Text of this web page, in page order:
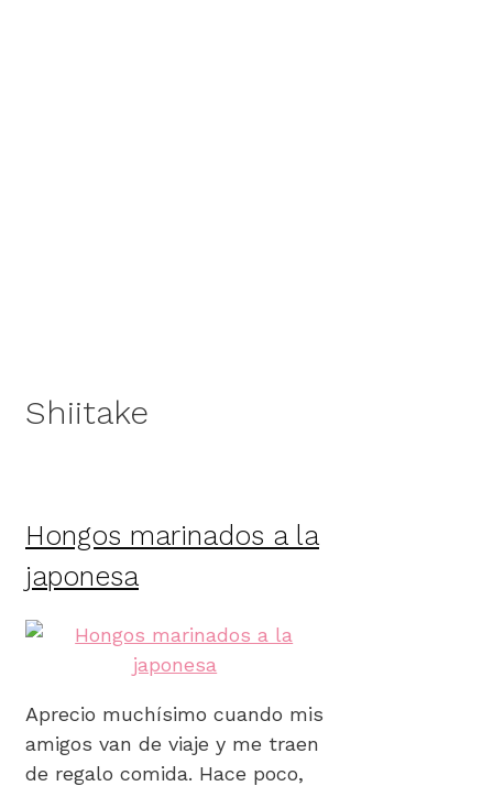
Shiitake
Hongos marinados a la
japonesa
Aprecio muchísimo cuando mis
amigos van de viaje y me traen
de regalo comida. Hace poco,